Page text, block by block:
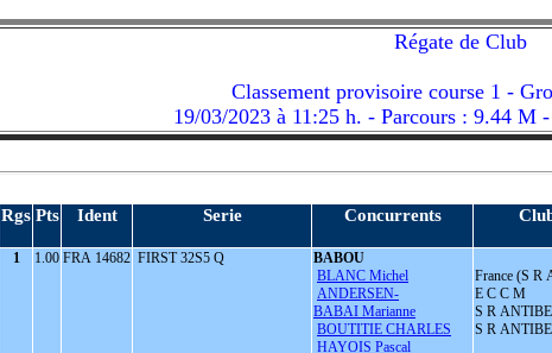
Régate de Club
Classement provisoire course 1 -
19/03/2023 à 11:25 h. - Parcours : 9.44 M
Rgs Pts Ident Serie Concurrents
1 1.00 FRA 14682 FIRST 32S5 Q
BABOU
BLANC Michel
ANDERSEN-
BABAI Marianne
BOUTITIE CHARLES
HAYOIS Pascal
France (S R
E C C M
S R
S R